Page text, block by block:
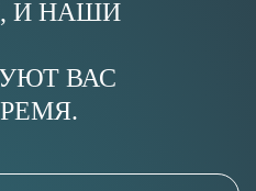
И НАШИ
ВАС